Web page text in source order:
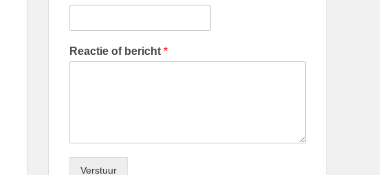
Reactie of bericht *
Verstuur